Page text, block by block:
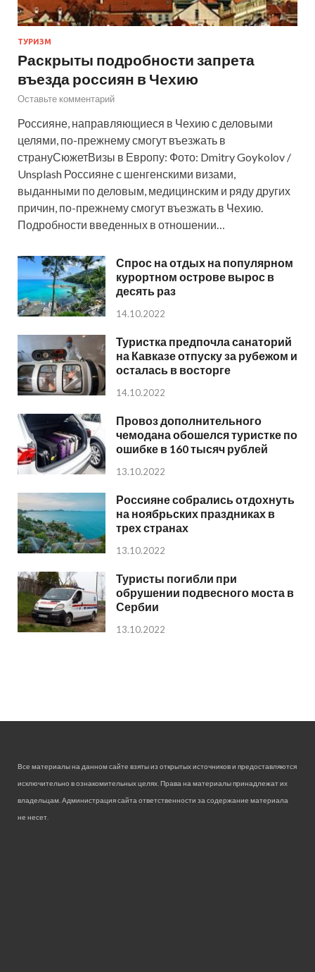
ТУРИЗМ
Раскрыты подробности запрета
въезда россиян в Чехию
Оставьте комментарий
Россияне, направляющиеся в Чехию с деловыми
целями, по-прежнему смогут въезжать в
странуСюжетВизы в Европу: Фото: Dmitry Goykolov /
Unsplash Россияне с шенгенскими визами,
выданными по деловым, медицинским и ряду других
причин, по-прежнему смогут въезжать в Чехию.
Подробности введенных в отношении…
Спрос на отдых на популярном
курортном острове вырос в
десять раз
14.10.2022
Туристка предпочла санаторий
на Кавказе отпуску за рубежом и
осталась в восторге
14.10.2022
Провоз дополнительного
чемодана обошелся туристке по
ошибке в 160 тысяч рублей
13.10.2022
Россияне собрались отдохнуть
на ноябрьских праздниках в
трех странах
13.10.2022
Туристы погибли при
обрушении подвесного моста в
Сербии
13.10.2022
Все материалы на данном сайте взяты из открытых источников и предоставляются
исключительно в ознакомительных целях. Права на материалы принадлежат их
владельцам. Администрация сайта ответственности за содержание материала
не несет.